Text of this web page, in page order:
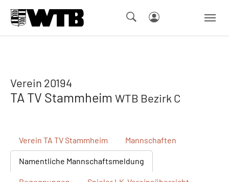
Verein 20194
TA TV Stammheim WTB Bezirk C
Verein TA TV Stammheim Mannschaften
Namentliche Mannschaftsmeldung